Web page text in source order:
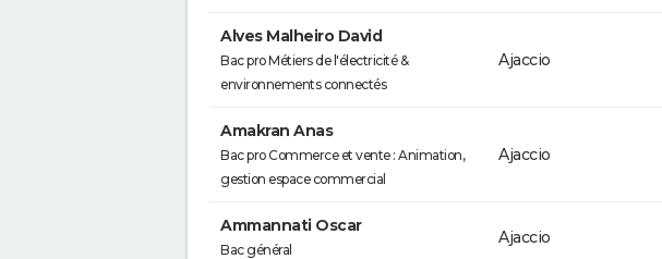
Alves Malheiro David
Bac pro Métiers de l'électricité &
environnements connectés
Ajaccio
Amakran Anas
Bac pro Commerce et vente : Animation,
gestion espace commercial
Ajaccio
Ammannati Oscar
Bac général
Ajaccio